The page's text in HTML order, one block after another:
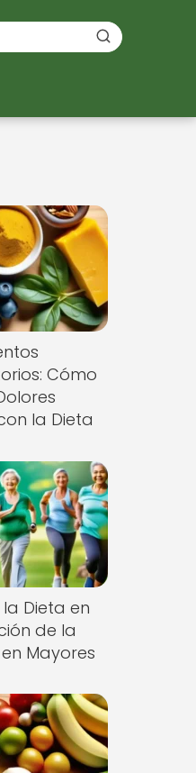
Cómo
la Dieta
Dieta en
de la
Mayores